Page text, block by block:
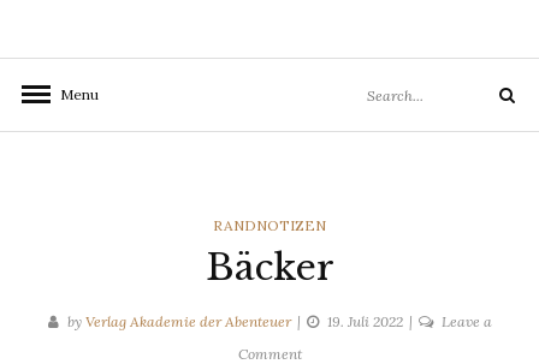
Menu
for:
Search
CATEGORIES
RANDNOTIZEN
Bäcker
by Verlag Akademie der Abenteuer 19. Juli 2022
Leave a
Commenton